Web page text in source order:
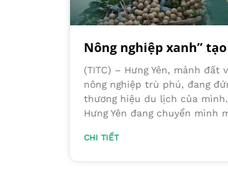
Nông nghiệp xanh”
(TITC) – Hưng Yên, mảnh
nông nghiệp trù phú, đang
thương hiệu du lịch của
Hưng Yên đang chuyển mình
CHI TIẾT